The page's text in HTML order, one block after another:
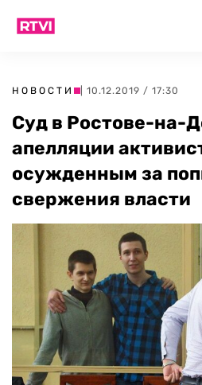
НОВОСТИ | 10.12.2019 / 17:30
Суд в Ростове-на-
апелляции
осужденным за
свержения власти